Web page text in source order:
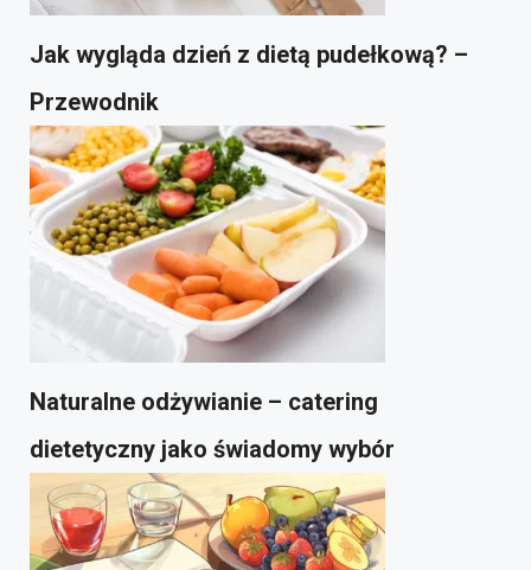
Jak wygląda dzień z dietą pudełkową? –
Przewodnik
Naturalne odżywianie – catering
dietetyczny jako świadomy wybór